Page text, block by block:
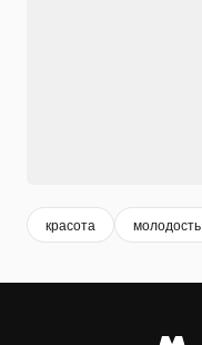
красота молодость